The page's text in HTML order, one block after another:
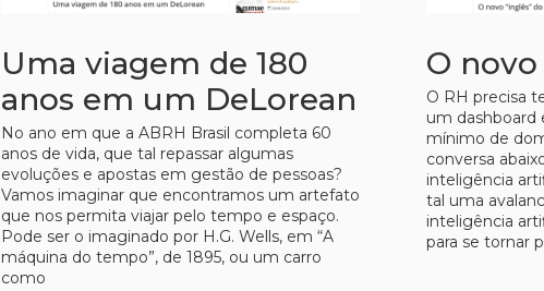
Uma viagem de 180
anos em um DeLorean
No ano em que a ABRH Brasil completa 60
anos de vida, que tal repassar algumas
evoluções e apostas em gestão de pessoas?
Vamos imaginar que encontramos um artefato
que nos permita viajar pelo tempo e espaço.
Pode ser o imaginado por H.G. Wells, em “A
máquina do tempo”, de 1895, ou um carro
como
O novo
O RH precisa
um dashboard
mínimo de
conversa
inteligência
tal uma
inteligência
para se tornar